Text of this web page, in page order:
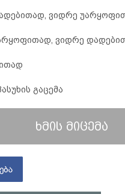
ვიდრე
ვიდრე
გაცემა
ხმის მიცემა